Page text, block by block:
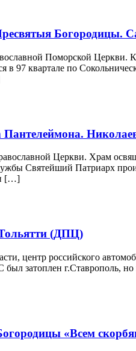
Богородицы.
Поморской Церкви.
97 квартале по
Пантелеймона.
Церкви. Храм
Святейший Патриарх
и […]
Тольятти (ДПЦ)
центр российского
затоплен г.Ставрополь,
«Всем